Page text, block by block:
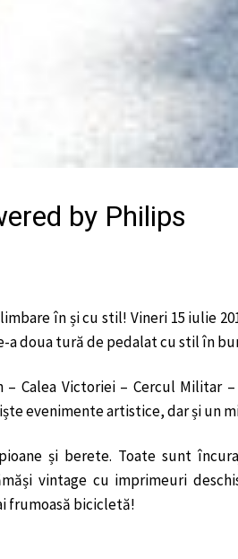
by Philips
în și cu stil! Vineri 15 iulie
a doua tură de pedalat cu stil în
Calea Victoriei – Cercul Militar
evenimente artistice, dar și un
și berete. Toate sunt
vintage cu imprimeuri
frumoasă bicicletă!